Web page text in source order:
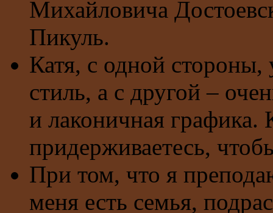
Михайловича
Пикуль.
Катя, с одной стороны,
стиль, а с другой –
и лаконичная графика.
придерживаетесь,
При том, что я
меня есть семья,